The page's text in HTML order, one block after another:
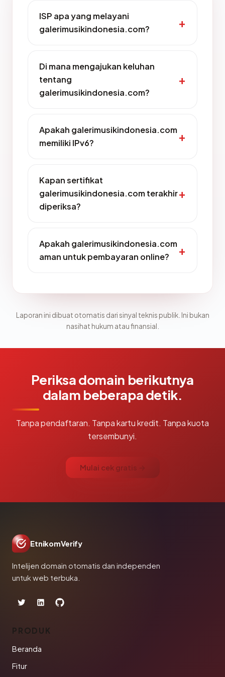
ISP apa yang melayani
galerimusikindonesia.com?
Di mana mengajukan keluhan
tentang
galerimusikindonesia.com?
Apakah galerimusikindonesia.com
memiliki IPv6?
Kapan sertifikat
galerimusikindonesia.com terakhir
diperiksa?
Apakah galerimusikindonesia.com
aman untuk pembayaran online?
Laporan ini dibuat otomatis dari sinyal teknis publik. Ini bukan
nasihat hukum atau finansial.
Periksa domain berikutnya
dalam beberapa detik.
Tanpa pendaftaran. Tanpa kartu kredit. Tanpa kuota
tersembunyi.
Mulai cek gratis →
EtnikomVerify
Intelijen domain otomatis dan independen
untuk web terbuka.
PRODUK
Beranda
Fitur